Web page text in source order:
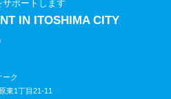
ポートします
IN ITOSHIMA CITY
ーク
東1丁目21-11